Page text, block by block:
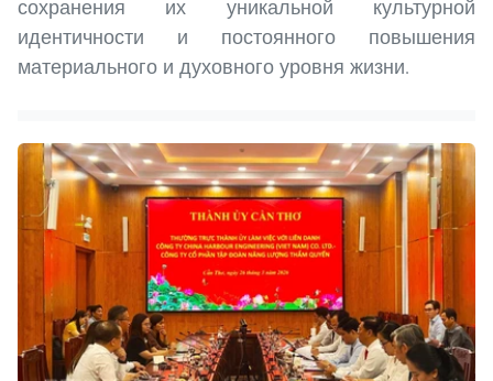
сохранения их уникальной культурной
идентичности и постоянного повышения
материального и духовного уровня жизни.